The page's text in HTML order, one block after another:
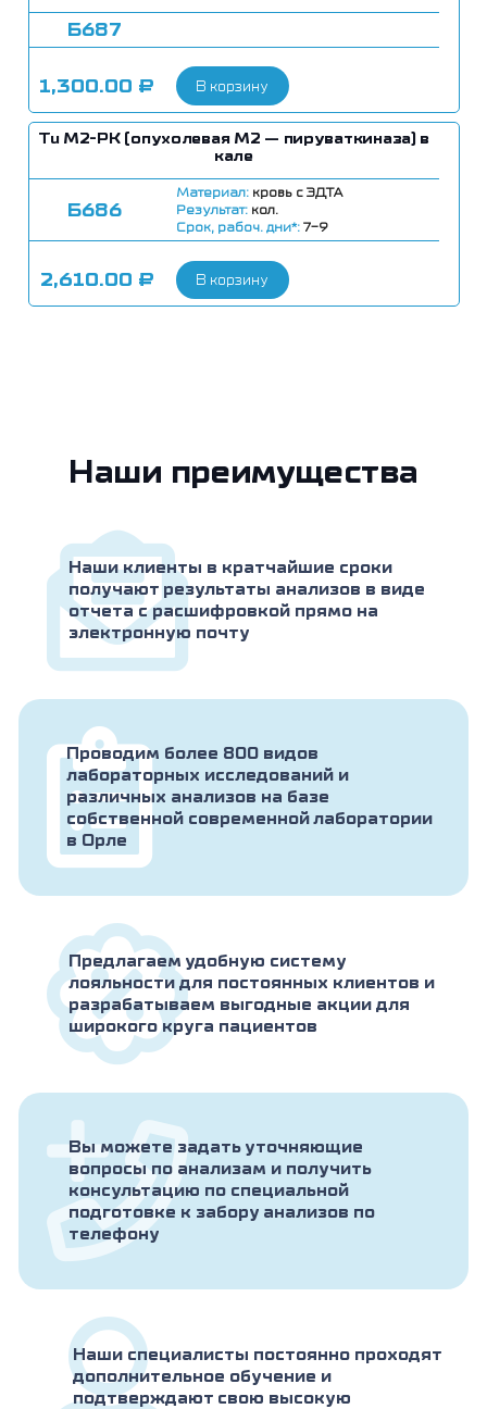
Б687
1,300.00 ₽ В корзину
Tu M2-РK (опухолевая М2 — пируваткиназа) в
кале
Б686
Материал: кровь c ЭДТА
Результат: кол.
Срок, рабоч. дни*:7-9
2,610.00 ₽ В корзину
Наши преимущества
Наши клиенты в кратчайшие сроки
получают результаты анализов в виде
отчета с расшифровкой прямо на
электронную почту
Проводим более 800 видов
лабораторных исследований и
различных анализов на базе
собственной современной лаборатории
в Орле
Предлагаем удобную систему
лояльности для постоянных клиентов и
разрабатываем выгодные акции для
широкого круга пациентов
Вы можете задать уточняющие
вопросы по анализам и получить
консультацию по специальной
подготовке к забору анализов по
телефону
Наши специалисты постоянно проходят
дополнительное обучение и
подтверждают свою высокую